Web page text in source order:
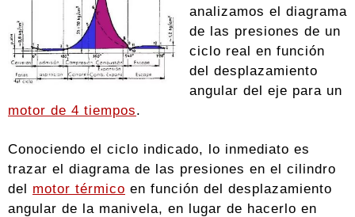
analizamos el diagrama
de las presiones de un
ciclo real en función
del desplazamiento
angular del eje para un
motor de 4 tiempos.
Conociendo el ciclo indicado, lo inmediato es
trazar el diagrama de las presiones en el cilindro
del motor térmico en función del desplazamiento
angular de la manivela, en lugar de hacerlo en